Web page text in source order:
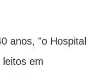
anos, "o Hospital
em